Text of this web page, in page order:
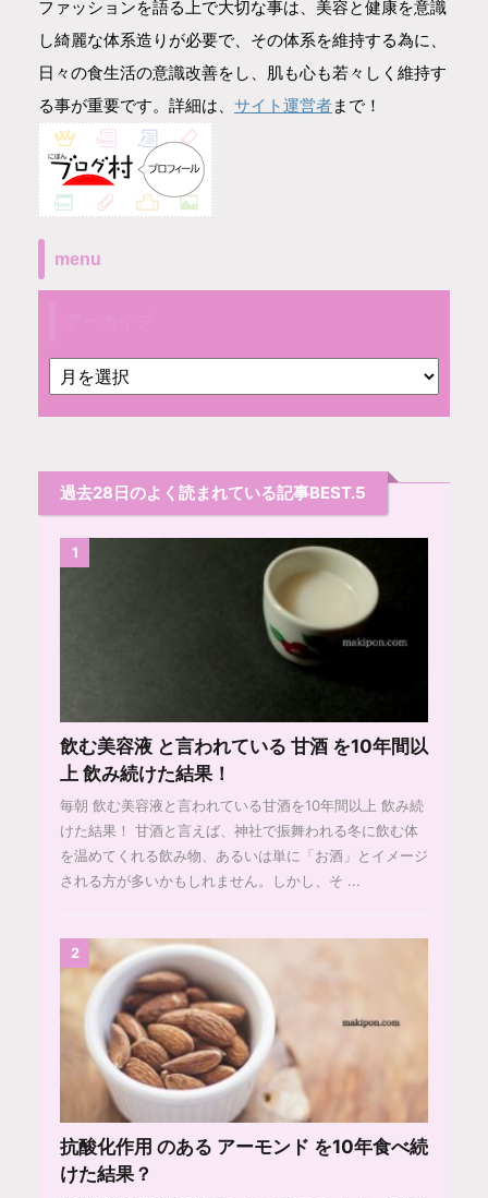
ファッションを語る上で大切な事は、美容と健康を意識
し綺麗な体系造りが必要で、その体系を維持する為に、
日々の食生活の意識改善をし、肌も心も若々しく維持す
る事が重要です。詳細は、 サイト運営者まで！
menu
過去28日のよく読まれている記事BEST.5
1
飲む美容液 と言われている 甘酒 を10年間以
上 飲み続けた結果！
毎朝 飲む美容液と言われている甘酒を10年間以上 飲み続
けた結果！ 甘酒と言えば、神社で振舞われる冬に飲む体
を温めてくれる飲み物、あるいは単に「お酒」とイメージ
される方が多いかもしれません。しかし、そ ...
2
抗酸化作用 のある アーモンド を10年食べ続
けた結果？